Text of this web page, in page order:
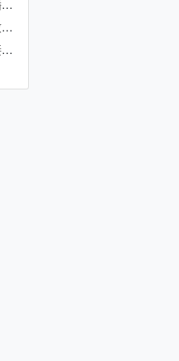
批量添加单个要用积分才能播放怎么设置？
友链换链接，要的来，要有收录的
采集时图片链接内多了的链接要批量删除怎么弄呀